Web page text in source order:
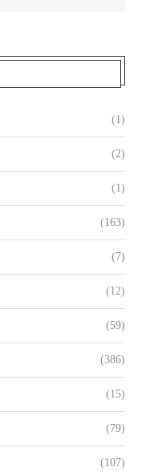
(1)
(2)
(1)
(163)
(7)
(12)
(59)
(386)
(15)
(79)
(107)